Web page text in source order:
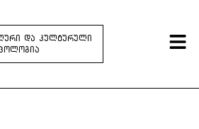
ᲓᲐ ᲙᲣᲚᲢᲣᲠᲣᲚᲘ